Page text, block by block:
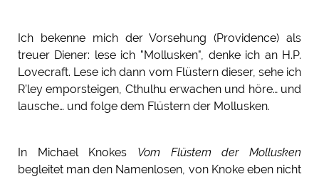
Ich bekenne mich der Vorsehung (Providence) als
treuer Diener: lese ich "Mollusken", denke ich an H.P.
Lovecraft. Lese ich dann vom Flüstern dieser, sehe ich
R’ley emporsteigen, Cthulhu erwachen und höre… und
lausche… und folge dem Flüstern der Mollusken.
In Michael Knokes Vom Flüstern der Mollusken
begleitet man den Namenlosen, von Knoke eben nicht